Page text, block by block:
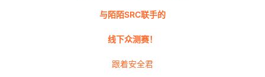
与陌陌SRC联手的
线下众测赛！
跟着安全君